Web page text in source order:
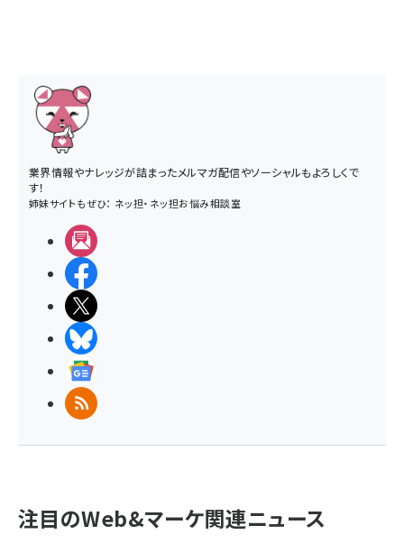
業界情報やナレッジが詰まったメルマガ配信やソーシャルもよろしくで
す！
姉妹サイトもぜひ： ネッ担・ ネッ担お悩み相談室
RSS
注目のWeb&マーケ関連ニュース